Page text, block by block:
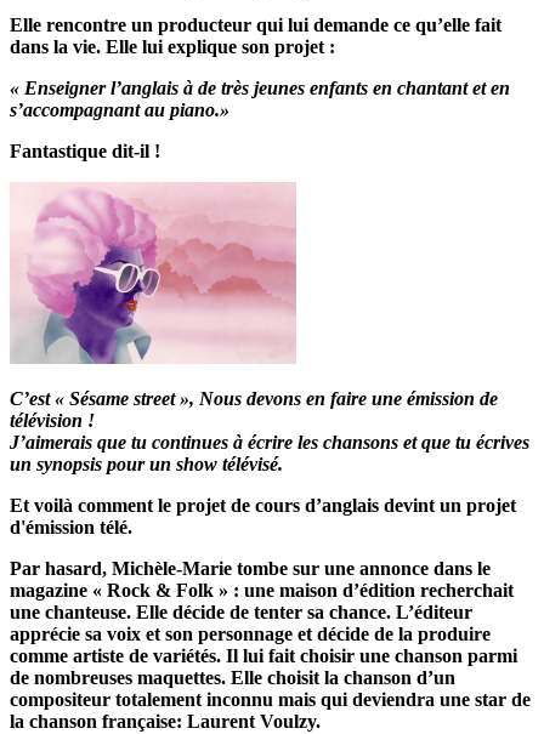
Elle rencontre un producteur qui lui demande ce qu’elle fait
dans la vie. Elle lui explique son projet :
« Enseigner l’anglais à de très jeunes enfants en chantant et en
s’accompagnant au piano.»
Fantastique dit-il !
C’est « Sésame street », Nous devons en faire une émission de
télévision !
J’aimerais que tu continues à écrire les chansons et que tu écrives
un synopsis pour un show télévisé.
Et voilà comment le projet de cours d’anglais devint un projet
d'émission télé.
Par hasard, Michèle-Marie tombe sur une annonce dans le
magazine « Rock & Folk » : une maison d’édition recherchait
une chanteuse. Elle décide de tenter sa chance. L’éditeur
apprécie sa voix et son personnage et décide de la produire
comme artiste de variétés. Il lui fait choisir une chanson parmi
de nombreuses maquettes. Elle choisit la chanson d’un
compositeur totalement inconnu mais qui deviendra une star de
la chanson française: Laurent Voulzy.